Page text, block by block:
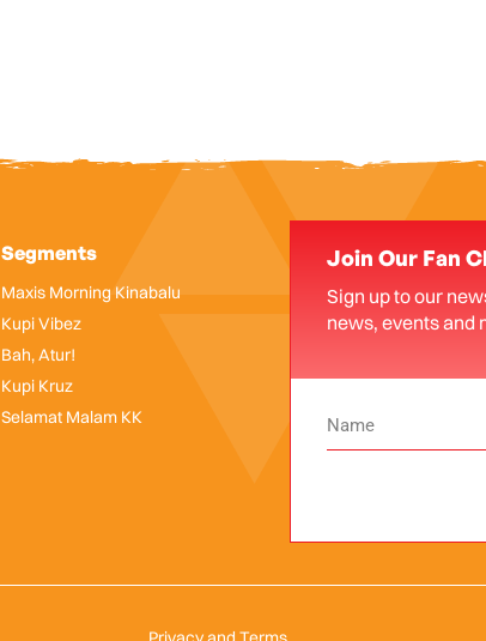
Segments
Maxis Morning Kinabalu
Kupi Vibez
Bah, Atur!
Kupi Kruz
Selamat Malam KK
Join Our Fan
Sign up to our
news, events and